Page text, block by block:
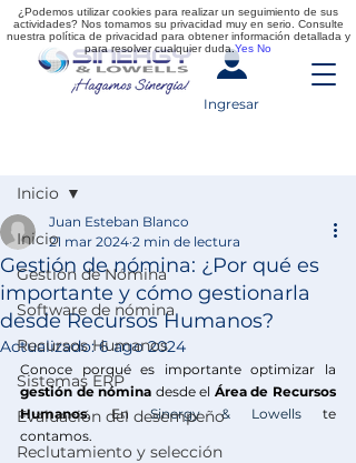
Ingresar
Inicio
Gestión de Nómina
Software de nómina
Recursos Humanos
Sistemas ERP
Evaluación del desempeño
Reclutamiento y selección
Inicio
Gestión de nómina: ¿Por qué es
importante y cómo gestionarla
desde Recursos Humanos?
Juan Esteban Blanco
21 mar 2024 2 min de lectura
Actualizado:6 ago 2024
gestión de nómina desde el Área de Recursos
Humanos. En Sinergy & Lowells te
contamos.
¿Podemos utilizar cookies para realizar un seguimiento de sus
actividades? Nos tomamos su privacidad muy en serio. Consulte
nuestra política de privacidad para obtener información detallada y
para resolver cualquier duda.Yes No